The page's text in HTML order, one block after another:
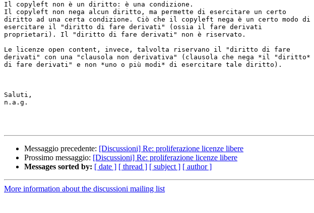
Il copyleft non è un diritto: è una condizione.
Il copyleft non nega alcun diritto, ma permette di esercitare un certo
diritto ad una certa condizione. Ciò che il copyleft nega è un certo modo di
esercitare il "diritto di fare derivati" (ossia il fare derivati
proprietari). Il "diritto di fare derivati" non è riservato.
Le licenze open content, invece, talvolta riservano il "diritto di fare
derivati" con una "clausola non derivativa" (clausola che nega *il "diritto*
di fare derivati" e non *uno o più modi* di esercitare tale diritto).
Saluti,
n.a.g.
Messaggio precedente: [Discussioni] Re: proliferazione licenze libere
Prossimo messaggio: [Discussioni] Re: proliferazione licenze libere
Messages sorted by: [ date ] [ thread ] [ subject ] [ author ]
More information about the discussioni mailing list